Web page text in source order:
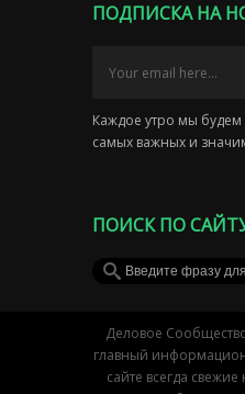
ПОДПИСКА НА
Каждое утро мы
самых важных и
ПОИСК ПО
Деловое
главный
сайте всегда